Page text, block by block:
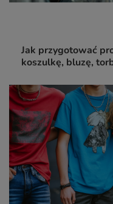
Jak przygotować
koszulkę, bluzę,